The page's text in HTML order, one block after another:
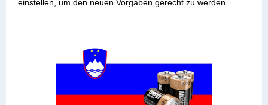
einstellen, um den neuen Vorgaben gerecht zu werden.